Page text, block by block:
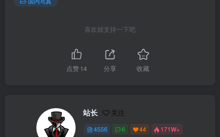
喜欢就支持一下吧
点赞14 分享 收藏
站长 关注
4556 6 44 171W+